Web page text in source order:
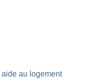
au logement